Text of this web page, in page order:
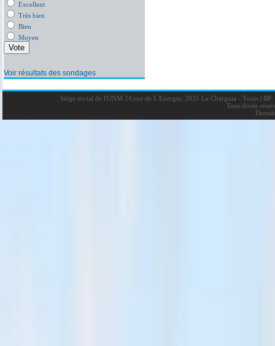
Excellent
Très bien
Bien
Moyen
Voir résultats des sondages
Siège social de l'ONM 24,rue de L'Energie, 2035 La Charguia - Tunis |BP:
Tous droits